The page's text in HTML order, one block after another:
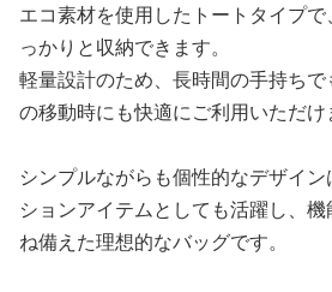
エコ素材を使用したトートタイプ
っかりと収納できます。
軽量設計のため、長時間の手持ち
の移動時にも快適にご利用いただけ
シンプルながらも個性的なデザイ
ションアイテムとしても活躍し、
ね備えた理想的なバッグです。